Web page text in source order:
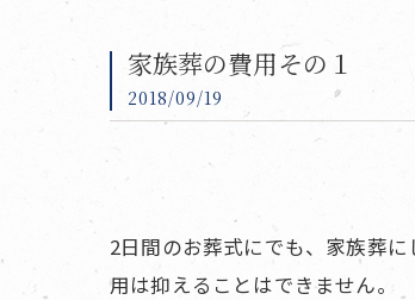
家族葬の費用その１
2018/09/19
2日間のお葬式にでも、家族葬
用は抑えることはできません。